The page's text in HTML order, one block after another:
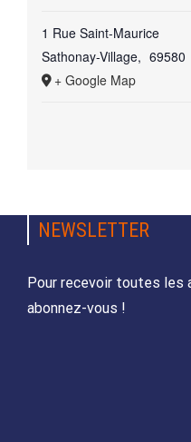
1 Rue Saint-Maurice
Sathonay-Village, 69580
+ Google Map
NEWSLETTER
Pour recevoir toutes les
abonnez-vous !